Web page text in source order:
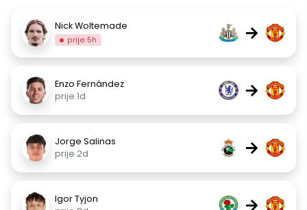
Nick Woltemade
prije 5h →
Enzo Fernández
prije 1d
→
Jorge Salinas
prije 2d
→
Igor Tyjon
→